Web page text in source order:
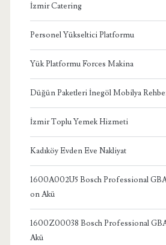
İzmir Catering
Personel Yükseltici Platformu
Yük Platformu Forces Makina
Düğün Paketleri İnegöl Mobilya
İzmir Toplu Yemek Hizmeti
Kadıköy Evden Eve Nakliyat
1600A002U5 Bosch Professional
on Akü
1600Z00038 Bosch Professional
Akü